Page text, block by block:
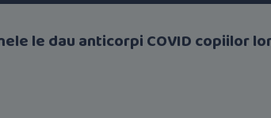
le dau anticorpi COVID copiilor